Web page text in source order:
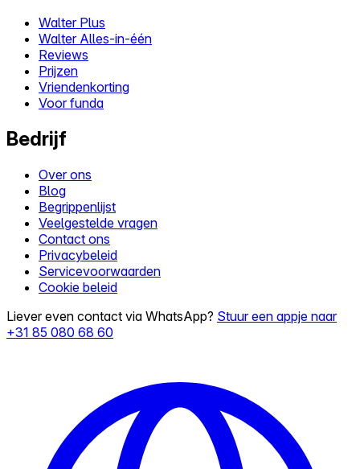
Walter Plus
Walter Alles-in-één
Reviews
Prijzen
Vriendenkorting
Voor funda
Bedrijf
Over ons
Blog
Begrippenlijst
Veelgestelde vragen
Contact ons
Privacybeleid
Servicevoorwaarden
Cookie beleid
Liever even contact via WhatsApp? Stuur een appje naar
+31 85 080 68 60